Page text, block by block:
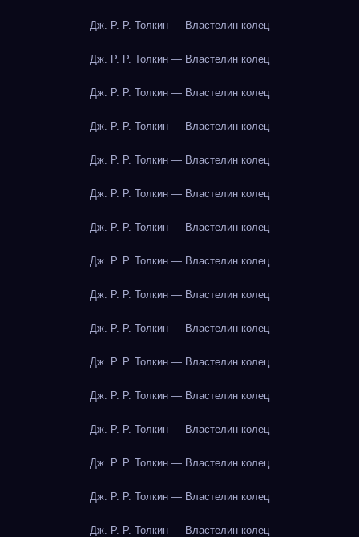
Дж. Р. Р. Толкин — Властелин колец
Дж. Р. Р. Толкин — Властелин колец
Дж. Р. Р. Толкин — Властелин колец
Дж. Р. Р. Толкин — Властелин колец
Дж. Р. Р. Толкин — Властелин колец
Дж. Р. Р. Толкин — Властелин колец
Дж. Р. Р. Толкин — Властелин колец
Дж. Р. Р. Толкин — Властелин колец
Дж. Р. Р. Толкин — Властелин колец
Дж. Р. Р. Толкин — Властелин колец
Дж. Р. Р. Толкин — Властелин колец
Дж. Р. Р. Толкин — Властелин колец
Дж. Р. Р. Толкин — Властелин колец
Дж. Р. Р. Толкин — Властелин колец
Дж. Р. Р. Толкин — Властелин колец
Дж. Р. Р. Толкин — Властелин колец